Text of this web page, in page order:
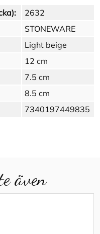
2632
STONEWARE
Light beige
12 cm
7.5 cm
8.5 cm
7340197449835
även